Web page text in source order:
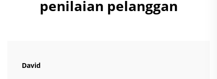
penilaian pelanggan
David